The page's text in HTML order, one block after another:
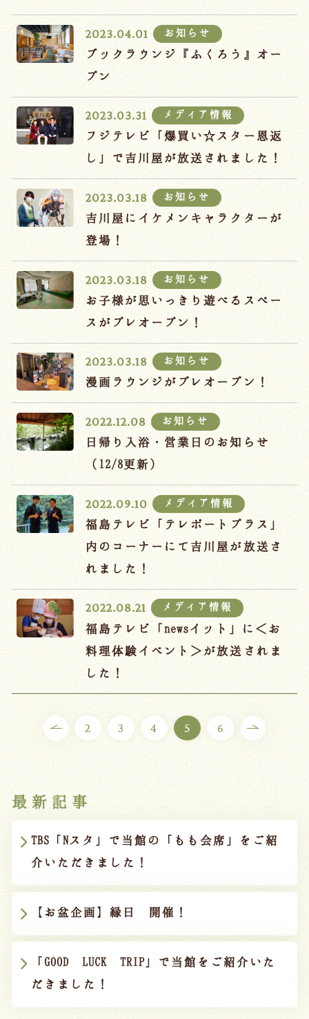
2023.04.01 お知らせ
ブックラウンジ『ふくろう』オー
プン
2023.03.31 メディア情報
フジテレビ「爆買い☆スター恩返
し」で吉川屋が放送されました！
2023.03.18 お知らせ
吉川屋にイケメンキャラクターが
登場！
2023.03.18 お知らせ
お子様が思いっきり遊べるスペー
スがプレオープン！
2023.03.18 お知らせ
漫画ラウンジがプレオープン！
2022.12.08 お知らせ
日帰り入浴・営業日のお知らせ
（12/8更新）
2022.09.10 メディア情報
福島テレビ「テレポートプラス」
内のコーナーにて吉川屋が放送さ
れました！
2022.08.21 メディア情報
福島テレビ「newsイット」に＜お
料理体験イベント＞が放送されま
した！
2 3 4 5 6
最新記事
TBS「Nスタ」で当館の「もも会席」をご紹
介いただきました！
【お盆企画】縁日 開催！
「GOOD LUCK TRIP」で当館をご紹介いた
だきました！
予約確認・変更・キャンセル
キャンセルポリシー
宿泊約款
オンラインショップ
吉川屋×温泉むすめ
Follow us
Tel.024-542-2226/ 9:00~18:00
Language